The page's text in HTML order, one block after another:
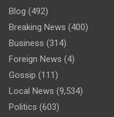
Blog (492)
Breaking News (400)
Business (314)
Foreign News (4)
Gossip (111)
Local News (9,534)
Politics (603)